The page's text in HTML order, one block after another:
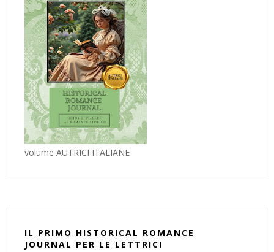
volume AUTRICI ITALIANE
IL PRIMO HISTORICAL ROMANCE
JOURNAL PER LE LETTRICI